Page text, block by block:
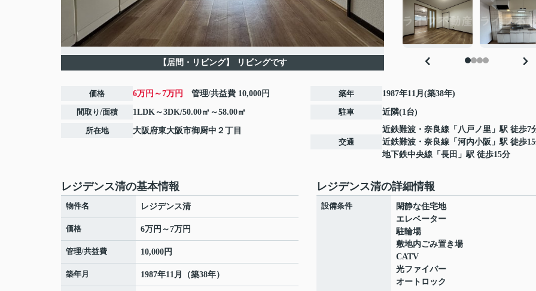
【居間・リビング】 リビングです
価格 6万円～7万円 管理/共益費 10,000円
間取り/面積 1LDK～3DK/50.00㎡～58.00㎡
所在地 大阪府東大阪市御厨中 ２丁目
築年 1987年11月(築38年)
駐車 近隣(1台)
交通
近鉄難波・奈良線 「 八戸ノ里 」駅 徒歩7
近鉄難波・奈良線 「 河内小阪 」駅 徒歩
地下鉄中央線 「 長田 」駅 徒歩15分
レジデンス清の基本情報
物件名 レジデンス清
価格 6万円～7万円
管理/共益費 10,000円
築年月 1987年11月（築38年）
レジデンス清の詳細情報
設備条件
閑静な住宅地
エレベーター
駐輪場
敷地内ごみ置き場
CATV
光ファイバー
オートロック